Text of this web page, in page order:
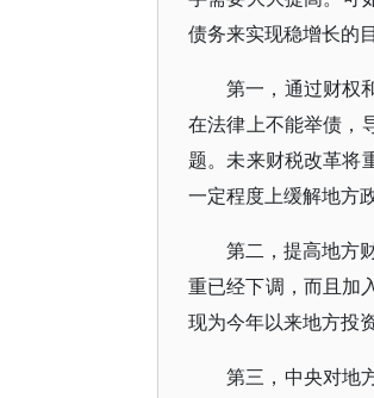
债务来实现稳增长的
第一，通过财权
在法律上不能举债，
题。未来财税改革将
一定程度上缓解地方
第二，提高地方
重已经下调，而且加
现为今年以来地方投
第三，中央对地